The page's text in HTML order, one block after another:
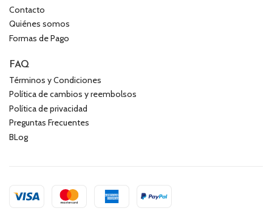
Contacto
Quiénes somos
Formas de Pago
FAQ
Términos y Condiciones
Política de cambios y reembolsos
Política de privacidad
Preguntas Frecuentes
BLog